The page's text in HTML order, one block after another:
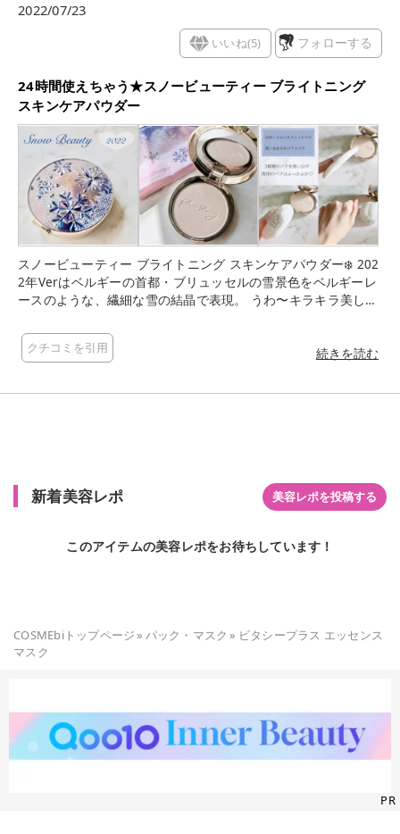
2022/07/23
いいね(5) フォローする
24時間使えちゃう★スノービューティー ブライトニング
スキンケアパウダー
スノービューティー ブライトニング スキンケアパウダー❄️ 202
2年Verはベルギーの首都・ブリュッセルの雪景色をベルギーレ
ースのような、繊細な雪の結晶で表現。 うわ〜キラキラ美し
りが詰まっています。 美白有効成分「４MSK*」を配合。 メラ
ニンの生成を抑え、つけている間シミ・そばかすを防ぎます。
み込み、自然なつやと透明感のある肌へ導いてくれます。 *メ
ね。 2種類のパフが付いていて 日中はコンパクトに内蔵できる
「スムースフィットパフ」 夜は厚みのあるふかふかの「なめら
クチコミを引用 続きを読む
新着美容レポ 美容レポを投稿する
このアイテムの美容レポをお待ちしています！
COSMEbiトップページ» パック・マスク » ビタシープラス エッセンス
マスク
PR